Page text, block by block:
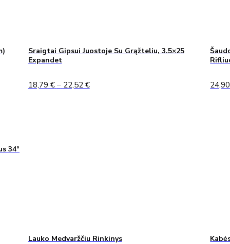
Sraigtai Gipsui Juostoje Su Grąžteliu, 3.5×25
Expandet
18,79 € – 22,52 €Price
34°
Lauko Medvaržčiu Rinkinys